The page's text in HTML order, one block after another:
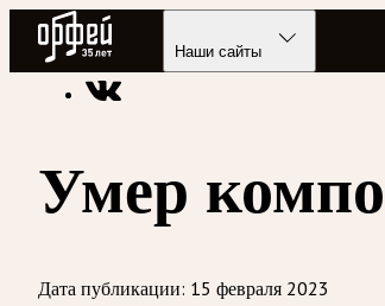
Радио Орфей
Наши сайты
Радио классической музыки «Орфей»
Умер
Дата публикации: 15 февраля 2023